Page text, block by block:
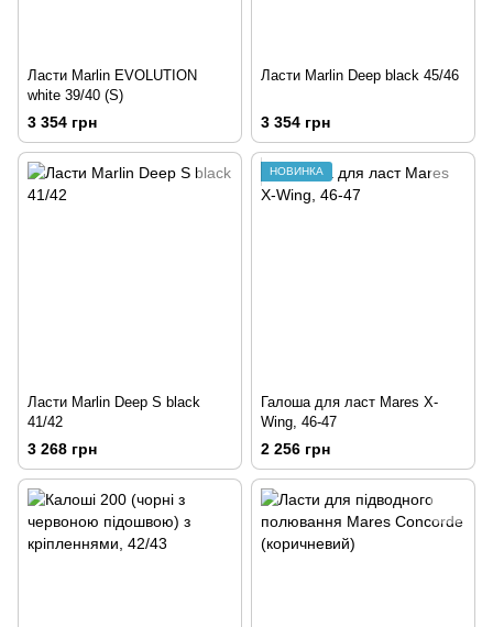
Ласти Marlin EVOLUTION
white 39/40 (S)
3 354 грн
Ласти Marlin Deep black 45/46
3 354 грн
Ласти Marlin Deep S black
41/42
3 268 грн
НОВИНКА
Галоша для ласт Mares X-
Wing, 46-47
2 256 грн